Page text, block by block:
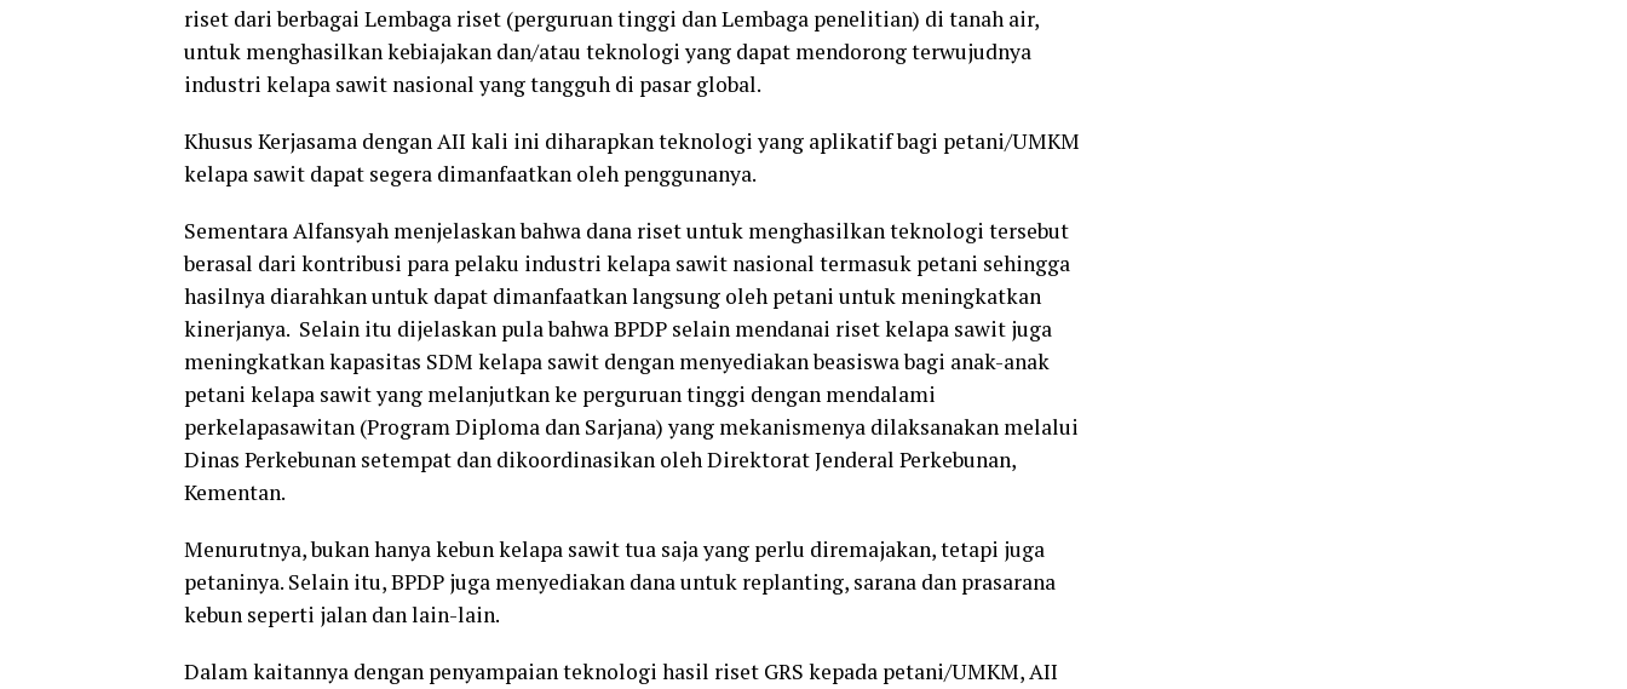
riset dari berbagai Lembaga riset (perguruan tinggi dan Lembaga penelitian) di tanah air,
untuk menghasilkan kebiajakan dan/atau teknologi yang dapat mendorong terwujudnya
industri kelapa sawit nasional yang tangguh di pasar global.
Khusus Kerjasama dengan AII kali ini diharapkan teknologi yang aplikatif bagi petani/UMKM
kelapa sawit dapat segera dimanfaatkan oleh penggunanya.
Sementara Alfansyah menjelaskan bahwa dana riset untuk menghasilkan teknologi tersebut
berasal dari kontribusi para pelaku industri kelapa sawit nasional termasuk petani sehingga
hasilnya diarahkan untuk dapat dimanfaatkan langsung oleh petani untuk meningkatkan
kinerjanya. Selain itu dijelaskan pula bahwa BPDP selain mendanai riset kelapa sawit juga
meningkatkan kapasitas SDM kelapa sawit dengan menyediakan beasiswa bagi anak-anak
petani kelapa sawit yang melanjutkan ke perguruan tinggi dengan mendalami
perkelapasawitan (Program Diploma dan Sarjana) yang mekanismenya dilaksanakan melalui
Dinas Perkebunan setempat dan dikoordinasikan oleh Direktorat Jenderal Perkebunan,
Kementan.
Menurutnya, bukan hanya kebun kelapa sawit tua saja yang perlu diremajakan, tetapi juga
petaninya. Selain itu, BPDP juga menyediakan dana untuk replanting, sarana dan prasarana
kebun seperti jalan dan lain-lain.
Dalam kaitannya dengan penyampaian teknologi hasil riset GRS kepada petani/UMKM, AII